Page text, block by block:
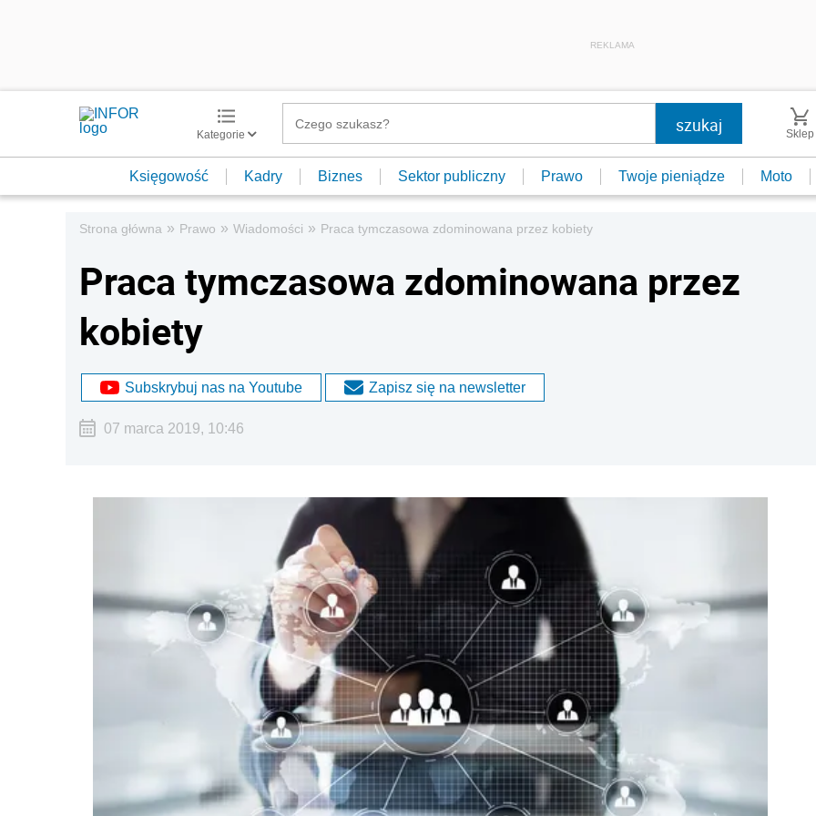
REKLAMA
Kategorie Sklep
Księgowość Kadry Biznes Sektor publiczny Prawo Twoje pieniądze Moto
Strona główna » Prawo » Wiadomości » Praca tymczasowa zdominowana przez kobiety
Praca tymczasowa zdominowana przez
kobiety
Subskrybuj nas na Youtube Zapisz się na newsletter
07 marca 2019, 10:46